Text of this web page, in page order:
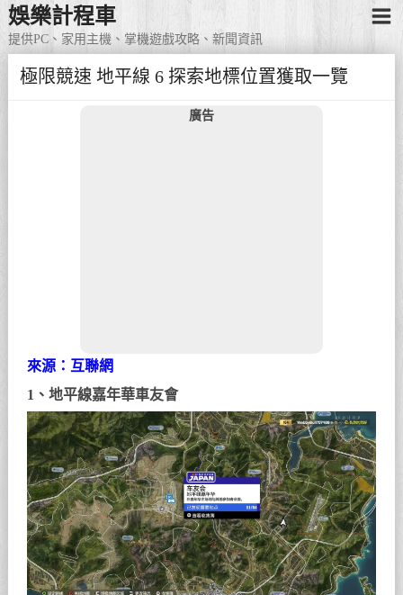
娛樂計程車
提供PC、家用主機、掌機遊戲攻略、新聞資訊
極限競速 地平線 6 探索地標位置獲取一覽
廣告
來源：互聯網
1、地平線嘉年華車友會